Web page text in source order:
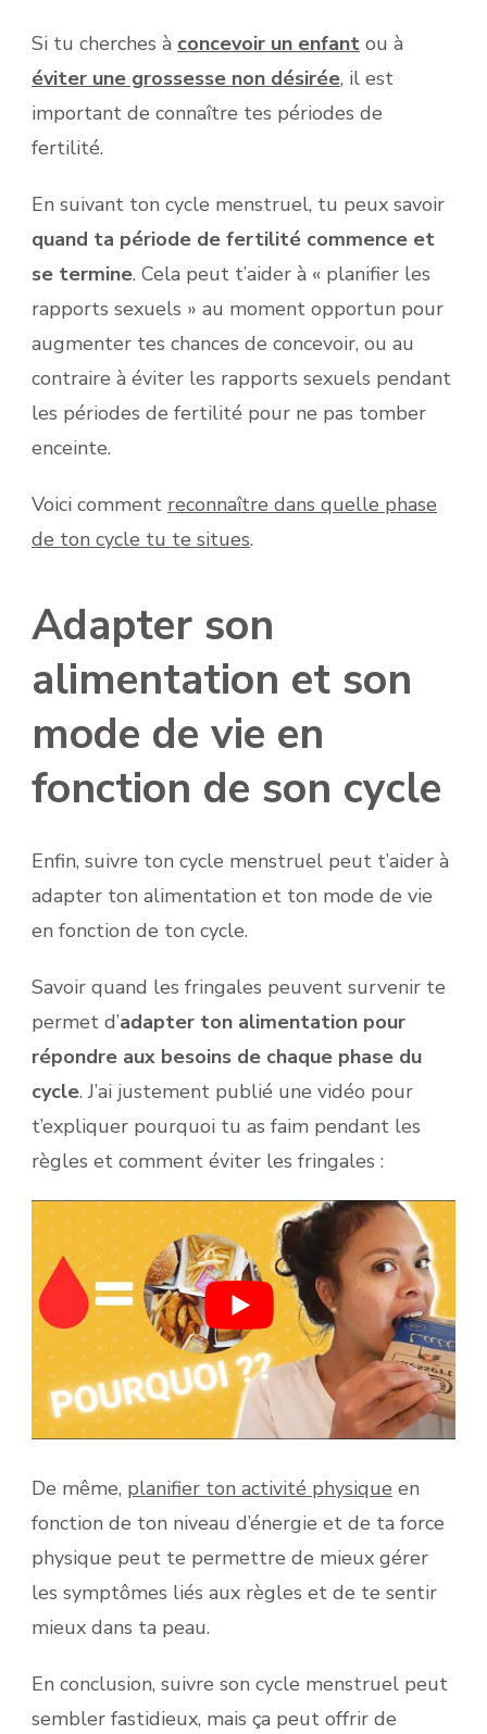
Si tu cherches à concevoir un enfant ou à
éviter une grossesse non désirée, il est
important de connaître tes périodes de
fertilité.
En suivant ton cycle menstruel, tu peux savoir
quand ta période de fertilité commence et
se termine. Cela peut t’aider à « planifier les
rapports sexuels » au moment opportun pour
augmenter tes chances de concevoir, ou au
contraire à éviter les rapports sexuels pendant
les périodes de fertilité pour ne pas tomber
enceinte.
Voici comment reconnaître dans quelle phase
de ton cycle tu te situes.
Adapter son
alimentation et son
mode de vie en
fonction de son cycle
Enfin, suivre ton cycle menstruel peut t’aider à
adapter ton alimentation et ton mode de vie
en fonction de ton cycle.
Savoir quand les fringales peuvent survenir te
permet d’adapter ton alimentation pour
répondre aux besoins de chaque phase du
cycle. J’ai justement publié une vidéo pour
t’expliquer pourquoi tu as faim pendant les
règles et comment éviter les fringales :
De même, planifier ton activité physique en
fonction de ton niveau d’énergie et de ta force
physique peut te permettre de mieux gérer
les symptômes liés aux règles et de te sentir
mieux dans ta peau.
En conclusion, suivre son cycle menstruel peut
sembler fastidieux, mais ça peut offrir de